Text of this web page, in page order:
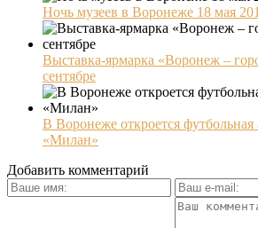
Ночь музеев в Воронеже 18 мая
Выставка-ярмарка «Воронеж –
сентябре
В Воронеже откроется
«Милан»
Добавить комментарий